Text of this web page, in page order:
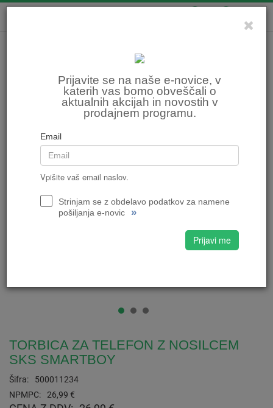
Prijavite se na naše e-novice, v
katerih vas bomo obveščali o
aktualnih akcijah in novostih v
prodajnem programu.
Email
Vpišite vaš email naslov.
Strinjam se z obdelavo podatkov za namene
pošiljanja e-novic
»
Prijavi me
TORBICA ZA TELEFON Z NOSILCEM
SKS SMARTBOY
Šifra:
500011234
NPMPC:
26,99 €